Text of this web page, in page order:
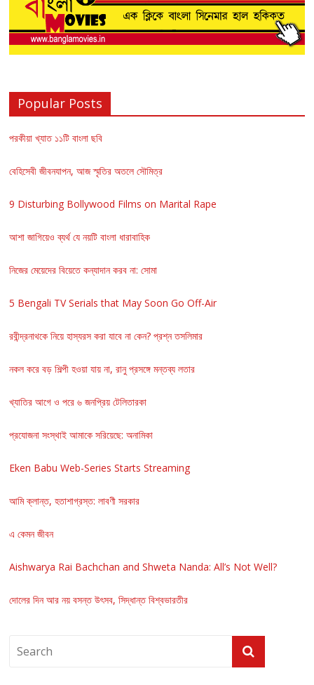
Popular Posts
পরকীয়া খ্যাত ১১টি বাংলা ছবি
বেহিসেবী জীবনযাপন, আজ স্মৃতির অতলে সৌমিত্র
9 Disturbing Bollywood Films on Marital Rape
আশা জাগিয়েও ব্যর্থ যে নয়টি বাংলা ধারাবাহিক
নিজের মেয়েদের বিয়েতে কন্যাদান করব না: সোমা
5 Bengali TV Serials that May Soon Go Off-Air
রবীন্দ্রনাথকে নিয়ে হাস্যরস করা যাবে না কেন? প্রশ্ন তসলিমার
নকল করে বড় শিল্পী হওয়া যায় না, রানু প্রসঙ্গে মন্তব্য লতার
খ্যাতির আগে ও পরে ৬ জনপ্রিয় টেলিতারকা
প্রযোজনা সংস্থাই আমাকে সরিয়েছে: অনামিকা
Eken Babu Web-Series Starts Streaming
আমি ক্লান্ত, হতাশাগ্রস্ত: লাবণী সরকার
এ কেমন জীবন
Aishwarya Rai Bachchan and Shweta Nanda: All’s Not Well?
দোলের দিন আর নয় বসন্ত উৎসব, সিদ্ধান্ত বিশ্বভারতীর